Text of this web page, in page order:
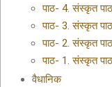
पाठ- 4. संस्कृत
पाठ- 3. संस्कृत
पाठ- 2. संस्कृत
पाठ- 1. संस्कृत
वैधानिक